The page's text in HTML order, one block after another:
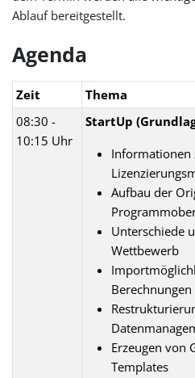
Ablauf bereitgestellt.
Agenda
Zeit
Thema
08:30 -
10:15 Uhr
StartUp
Informationen
Aufbau der
Unterschiede
Wettbewerb
Berechnungen
Erzeugen von
Templates